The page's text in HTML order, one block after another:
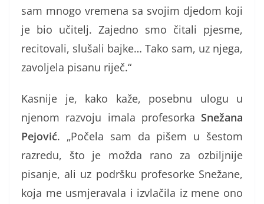
sam mnogo vremena sa svojim djedom koji
je bio učitelj. Zajedno smo čitali pjesme,
recitovali, slušali bajke… Tako sam, uz njega,
zavoljela pisanu riječ.“
Kasnije je, kako kaže, posebnu ulogu u
njenom razvoju imala profesorka Snežana
Pejović. „Počela sam da pišem u šestom
razredu, što je možda rano za ozbiljnije
pisanje, ali uz podršku profesorke Snežane,
koja me usmjeravala i izvlačila iz mene ono